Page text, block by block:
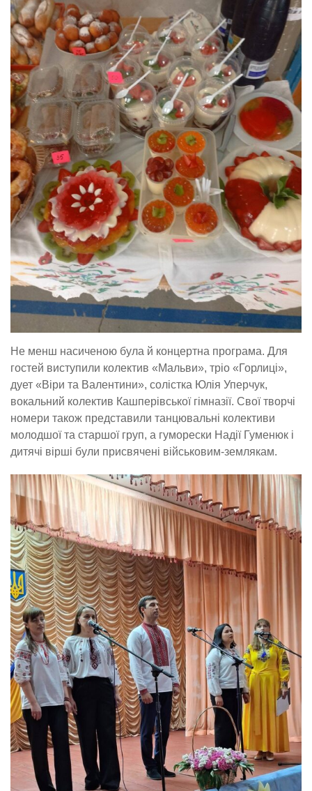
Не менш насиченою була й концертна програма. Для
гостей виступили колектив «Мальви», тріо «Горлиці»,
дует «Віри та Валентини», солістка Юлія Уперчук,
вокальний колектив Кашперівської гімназії. Свої творчі
номери також представили танцювальні колективи
молодшої та старшої груп, а гуморески Надії Гуменюк і
дитячі вірші були присвячені військовим-землякам.